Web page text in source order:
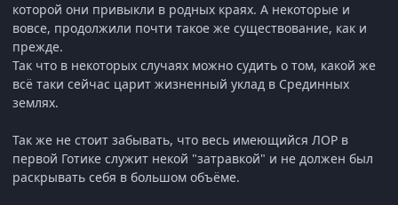
которой они привыкли в родных краях. А некоторые и
вовсе, продолжили почти такое же существование, как и
прежде.
Так что в некоторых случаях можно судить о том, какой же
всё таки сейчас царит жизненный уклад в Срединных
землях.
Так же не стоит забывать, что весь имеющийся ЛОР в
первой Готике служит некой "затравкой" и не должен был
раскрывать себя в большом объёме.